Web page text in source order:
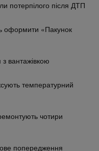
потерпілого після ДТП
оформити «Пакунок
з вантажівкою
температурний
чотири
попередження